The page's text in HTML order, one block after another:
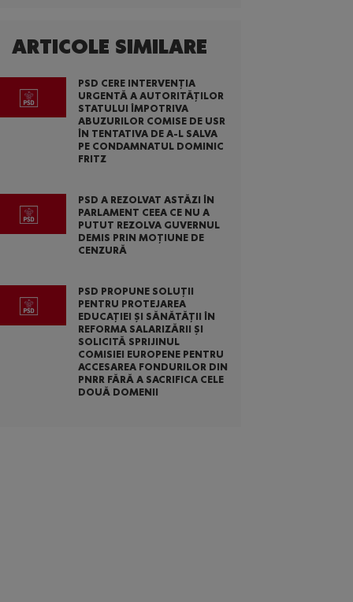
ARTICOLE SIMILARE
PSD CERE INTERVENȚIA
URGENTĂ A AUTORITĂȚILOR
STATULUI ÎMPOTRIVA
ABUZURILOR COMISE DE USR
ÎN TENTATIVA DE A-L SALVA
PE CONDAMNATUL DOMINIC
FRITZ
PSD A REZOLVAT ASTĂZI ÎN
PARLAMENT CEEA CE NU A
PUTUT REZOLVA GUVERNUL
DEMIS PRIN MOȚIUNE DE
CENZURĂ
PSD PROPUNE SOLUȚII
PENTRU PROTEJAREA
EDUCAȚIEI ȘI SĂNĂTĂȚII ÎN
REFORMA SALARIZĂRII ȘI
SOLICITĂ SPRIJINUL
COMISIEI EUROPENE PENTRU
ACCESAREA FONDURILOR DIN
PNRR FĂRĂ A SACRIFICA CELE
DOUĂ DOMENII